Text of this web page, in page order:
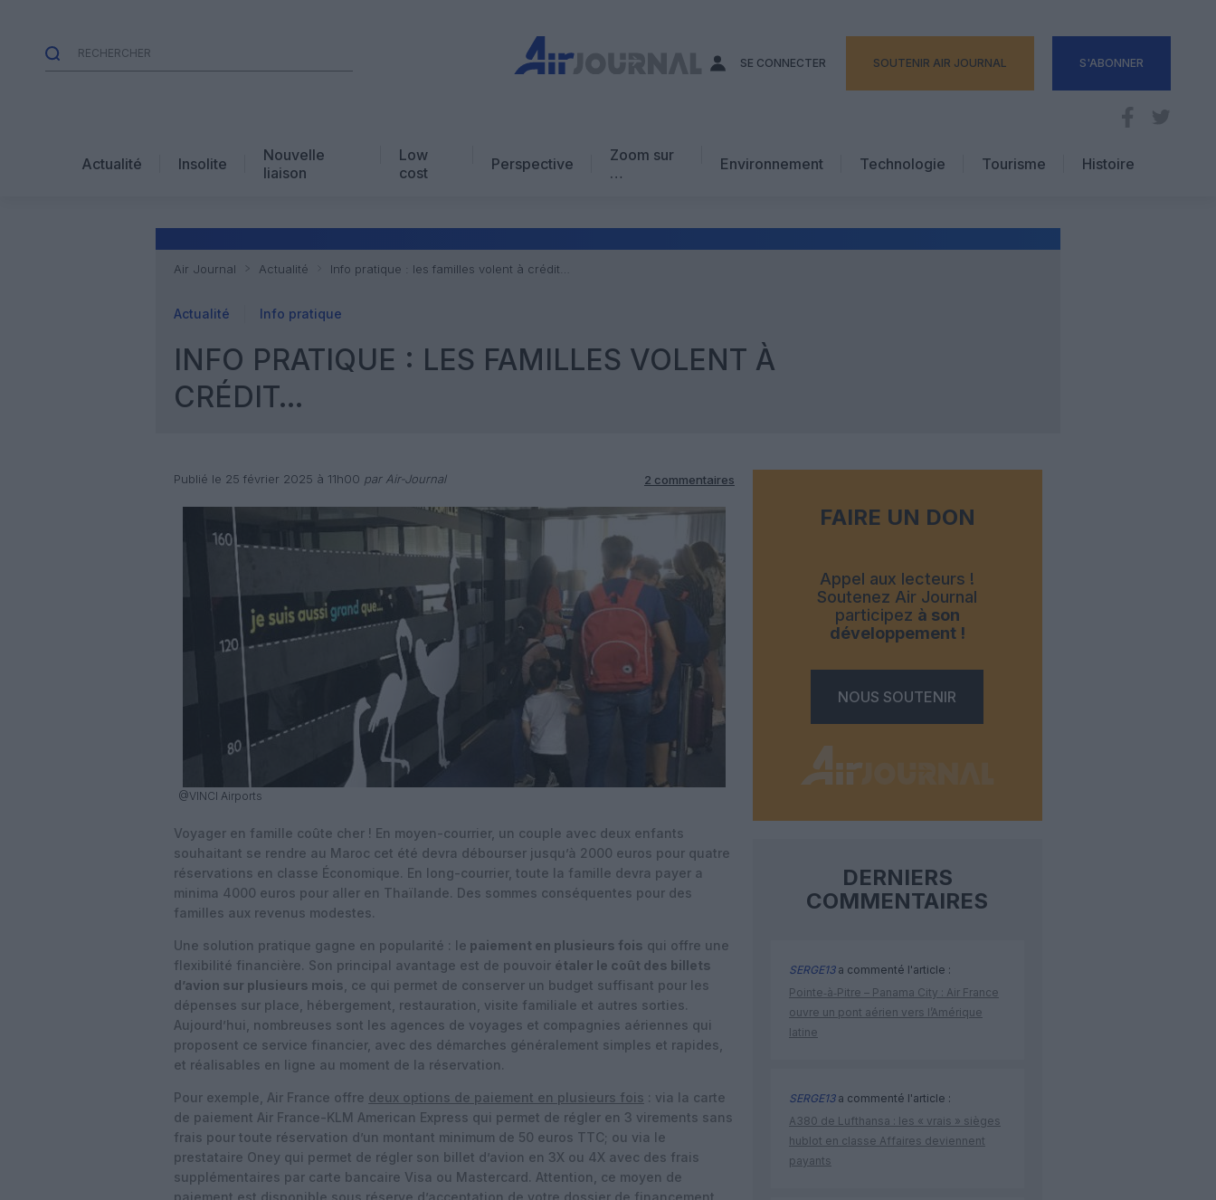
SE CONNECTER SOUTENIR AIR JOURNAL S'ABONNER
Actualité Insolite
Nouvelle
liaison
Low
cost
Perspective
Zoom sur
…
Environnement Technologie
Tourisme
Hôtellerie
Histoire
Air Journal Actualité Info pratique : les familles volent à crédit…
Actualité Info pratique
INFO PRATIQUE : LES FAMILLES VOLENT À
CRÉDIT…
Publié le 25 février 2025 à 11h00 par Air-Journal 2 commentaires
@VINCI Airports
Voyager en famille coûte cher ! En moyen-courrier, un couple avec deux enfants
souhaitant se rendre au Maroc cet été devra débourser jusqu’à 2000 euros pour quatre
réservations en classe Économique. En long-courrier, toute la famille devra payer a
minima 4000 euros pour aller en Thaïlande. Des sommes conséquentes pour des
familles aux revenus modestes.
Une solution pratique gagne en popularité : le paiement en plusieurs fois qui offre une
flexibilité financière. Son principal avantage est de pouvoir étaler le coût des billets
d’avion sur plusieurs mois , ce qui permet de conserver un budget suffisant pour les
dépenses sur place, hébergement, restauration, visite familiale et autres sorties.
Aujourd’hui, nombreuses sont les agences de voyages et compagnies aériennes qui
proposent ce service financier, avec des démarches généralement simples et rapides,
et réalisables en ligne au moment de la réservation.
Pour exemple, Air France offre deux options de paiement en plusieurs fois : via la carte
de paiement Air France-KLM American Express qui permet de régler en 3 virements sans
frais pour toute réservation d’un montant minimum de 50 euros TTC; ou via le
prestataire Oney qui permet de régler son billet d’avion en 3X ou 4X avec des frais
supplémentaires par carte bancaire Visa ou Mastercard. Attention, ce moyen de
paiement est disponible sous réserve d’acceptation de votre dossier de financement
FAIRE UN DON
Appel aux lecteurs !
Soutenez Air Journal
participez à son
développement !
NOUS SOUTENIR
DERNIERS
COMMENTAIRES
SERGE13a commenté l'article :
Pointe‑à‑Pitre – Panama City : Air France
ouvre un pont aérien vers l’Amérique
latine
SERGE13a commenté l'article :
A380 de Lufthansa : les « vrais » sièges
hublot en classe Affaires deviennent
payants